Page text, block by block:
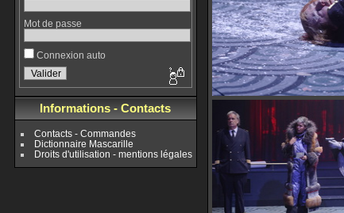
Mot de passe
Connexion auto
Informations - Contacts
Contacts - Commandes
Dictionnaire Mascarille
Droits d'utilisation - mentions légales